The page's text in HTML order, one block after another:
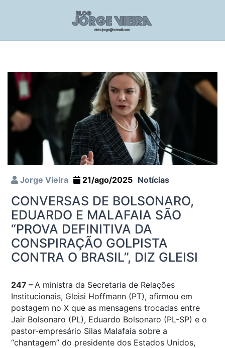
Jorge Vieira 21/ago/2025 Notícias
CONVERSAS DE BOLSONARO,
EDUARDO E MALAFAIA SÃO
“PROVA DEFINITIVA DA
CONSPIRAÇÃO GOLPISTA
CONTRA O BRASIL”, DIZ GLEISI
247 – A ministra da Secretaria de Relações
Institucionais, Gleisi Hoffmann (PT), afirmou em
postagem no X que as mensagens trocadas entre
Jair Bolsonaro (PL), Eduardo Bolsonaro (PL-SP) e o
pastor-empresário Silas Malafaia sobre a
“chantagem” do presidente dos Estados Unidos,